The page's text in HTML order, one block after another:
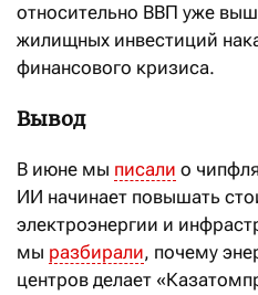
относительно ВВП уже
жилищных инвестиций
финансового кризиса.
Вывод
В июне мы писали о
ИИ начинает повышать
электроэнергии и
мы разбирали, почему
центров делает